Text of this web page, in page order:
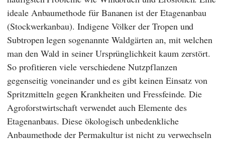
ideale Anbaumethode für Bananen ist der Etagenanbau
(Stockwerkanbau). Indigene Völker der Tropen und
Subtropen legen sogenannte Waldgärten an, mit welchen
man den Wald in seiner Ursprünglichkeit kaum zerstört.
So profitieren viele verschiedene Nutzpflanzen
gegenseitig voneinander und es gibt keinen Einsatz von
Spritzmitteln gegen Krankheiten und Fressfeinde. Die
Agroforstwirtschaft verwendet auch Elemente des
Etagenanbaus. Diese ökologisch unbedenkliche
Anbaumethode der Permakultur ist nicht zu verwechseln